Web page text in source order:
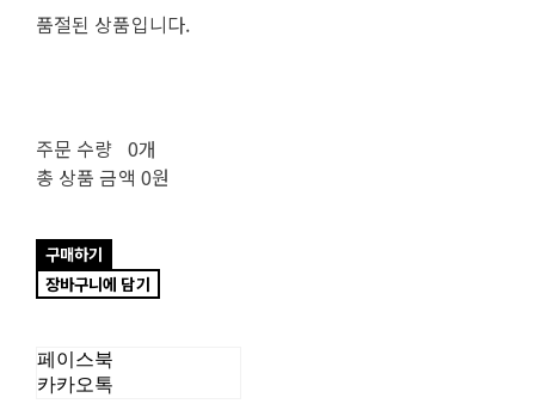
품절된 상품입니다.
주문 수량 0개
총 상품 금액 0원
구매하기
장바구니에 담기
페이스북
카카오톡